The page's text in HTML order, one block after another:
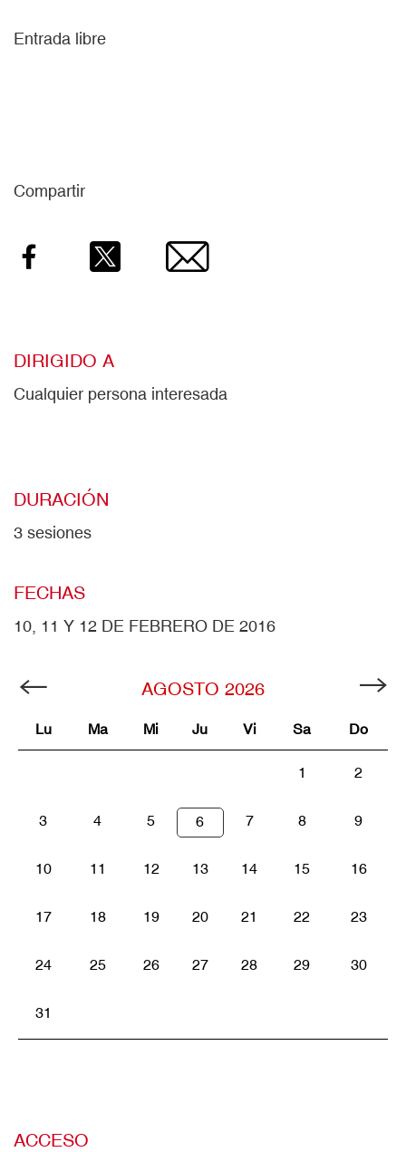
Entrada libre
Compartir
Facebook Email
DIRIGIDO A
Cualquier persona interesada
DURACIÓN
3 sesiones
FECHAS
10, 11 Y 12 DE FEBRERO DE 2016
AGOSTO 2026
Lu Ma Mi Ju Vi Sa Do
1 2
3 4 5 6 7 8 9
10 11 12 13 14 15 16
17 18 19 20 21 22 23
24 25 26 27 28 29 30
31
ACCESO